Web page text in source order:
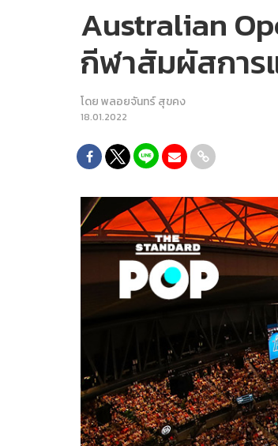
Australian
กีฬาสัมผัสการ
โดยพลอยจันทร์ สุขคง
18.01.2022